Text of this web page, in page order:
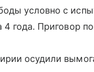
условно с
4 года. Приговор
осудили